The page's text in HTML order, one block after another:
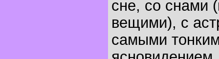
сне, со снами
вещими), с
самыми